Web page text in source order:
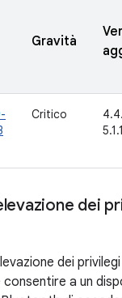
Gravità
Critico
dei
dei
a un